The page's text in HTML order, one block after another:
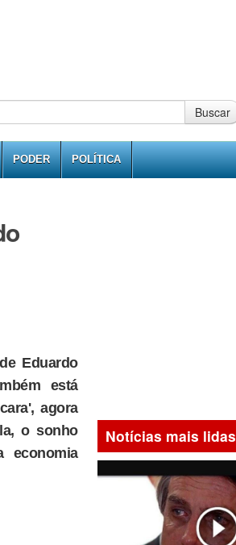
Buscar
PODER POLÍTICA
Eduardo
está
agora
o sonho
economia
Notícias mais lidas